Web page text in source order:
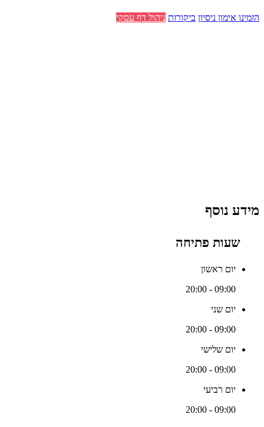
הזמינו אימון ניסיון ביקורות ניהול דף עסקי
מידע נוסף
שעות פתיחה
יום ראשון
09:00 - 20:00
יום שני
09:00 - 20:00
יום שלישי
09:00 - 20:00
יום רביעי
09:00 - 20:00